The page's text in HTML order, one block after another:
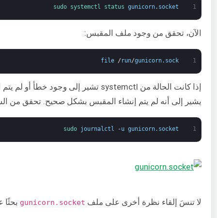
1
sudo systemctl status gunicorn. socket
الآن، تحقق من وجود ملف المقبس:
1
file / run/gunicorn. sock
يشير إلى أنه لم يتم إنشاء المقبس بشكل صحيح. تحقق من
1
sudo journalctl -u gunicorn. socket
لا تنسَ إلقاء نظرة أخرى على ملف gunicorn.socket بحثًا